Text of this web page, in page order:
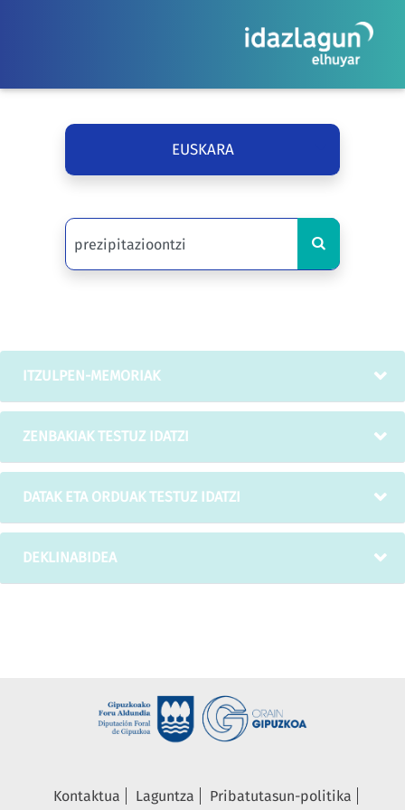
EUSKARA
ITZULPEN-MEMORIAK
ZENBAKIAK TESTUZ IDATZI
DATAK ETA ORDUAK TESTUZ IDATZI
DEKLINABIDEA
Kontaktua Laguntza
Pribatutasun-politika